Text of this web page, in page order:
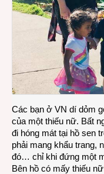
Các bạn ở VN dí dỏm
của một thiếu nữ. Bất
đi hóng mát tại hồ sen
phải mang khẩu trang,
đó… chỉ khi đứng một
Bên hồ có mấy thiếu